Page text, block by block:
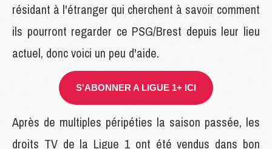
résidant à l'étranger qui cherchent à savoir comment
ils pourront regarder ce PSG/Brest depuis leur lieu
actuel, donc voici un peu d'aide.
S'ABONNER A LIGUE 1+ ICI
Après de multiples péripéties la saison passée, les
droits TV de la Ligue 1 ont été vendus dans bon